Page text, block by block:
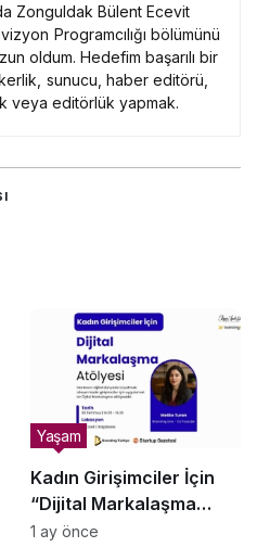
Zonguldak Bülent Ecevit
Programcılığı bölümünü
oldum. Hedefim başarılı bir
sunucu, haber editörü,
veya editörlük yapmak.
Kadın Girişimciler İçin
“Dijital Markalaşma
Atölyesi” Başlıyor
Yaşam
1 ay önce